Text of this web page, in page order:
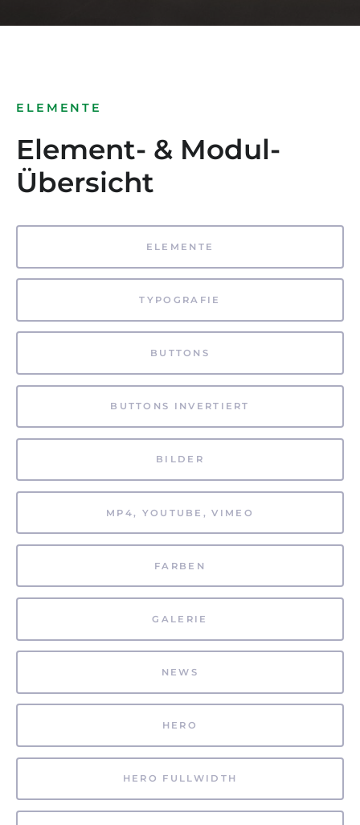
ELEMENTE
Element- & Modul-
Übersicht
ELEMENTE
TYPOGRAFIE
BUTTONS
BUTTONS INVERTIERT
BILDER
MP4, YOUTUBE, VIMEO
FARBEN
GALERIE
NEWS
HERO
HERO FULLWIDTH